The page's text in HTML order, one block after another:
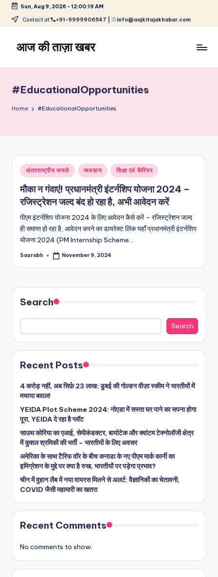
Skip
content
Sun, Aug 9, 2026 - 12:00:20 AM
Contact at +91-9999906547 | info@aajkitajakhabar.com
आज की ताज़ा खबर
ताज़ा
समाचार
–
और
विश्व
#EducationalOpportunities
Home #EducationalOpportunities
Posted
in
अंतरराष्ट्रीय मामले व्यवसाय शिक्षा एवं कैरियर
मौका न गंवाएं! प्रधानमंत्री इंटर्नशिप योजना 2024 –
रजिस्ट्रेशन जल्द बंद हो रहा है, अभी आवेदन करें
पीएम इंटर्नशिप योजना 2024 के लिए आवेदन कैसे करें – रजिस्ट्रेशन जल्द
ही समाप्त हो रहा है, आवेदन करने का डायरेक्ट लिंक यहाँ प्रधानमंत्री इंटर्नशिप
योजना 2024 (PM Internship Scheme…
Posted
Saurabh November 9, 2024
Search
Search
Recent Posts
4 करोड़ नहीं, अब सिर्फ़ 23 लाख: डुबई की गोल्डन वीज़ा स्कीम ने भारतीयों में
मचाया बवाल!
YEIDA Plot Scheme 2024: नोएडा में सस्ता घर पाने का सपना होगा
पूरा, YEIDA दे रहा है प्लॉट
साउथ कोरिया का एआई, सेमीकंडक्टर, बायोटेक और क्वांटम टेक्नोलॉजी क्षेत्र
में कुशल श्रमिकों की भर्ती – भारतीयों के लिए अवसर
अमेरिका के साथ टैरिफ वॉर के बीच कनाडा के नए पीएम मार्क कार्नी का
इमिग्रेशन के मुद्दे पर क्या है रुख, भारतीयों पर पड़ेगा प्रभाव?
चीन में वुहान लैब में नया वायरस मिलने से अलर्ट: वैज्ञानिकों का चेतावनी,
COVID जैसी महामारी का खतरा
Recent Comments
No comments to show.